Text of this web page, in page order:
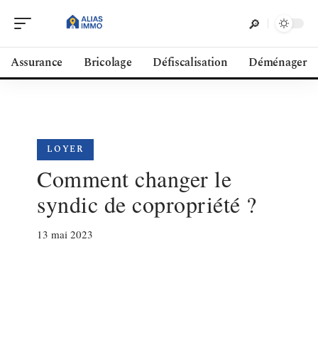
Assurance Bricolage Défiscalisation Déménager
LOYER
Comment changer le
syndic de copropriété ?
13 mai 2023